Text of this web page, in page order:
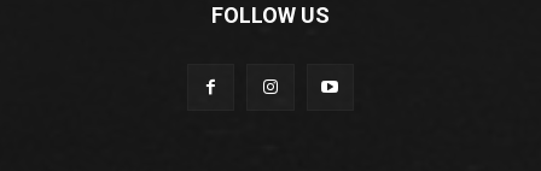
FOLLOW US